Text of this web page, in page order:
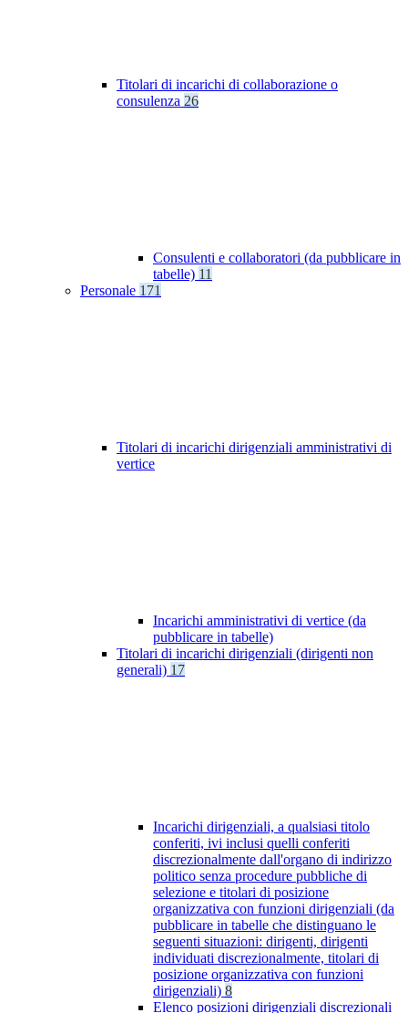
Titolari di incarichi di collaborazione o
consulenza 26
Consulenti e collaboratori (da pubblicare in
tabelle) 11
Personale 171
Titolari di incarichi dirigenziali amministrativi di
vertice
Incarichi amministrativi di vertice (da
pubblicare in tabelle)
Titolari di incarichi dirigenziali (dirigenti non
generali) 17
Incarichi dirigenziali, a qualsiasi titolo
conferiti, ivi inclusi quelli conferiti
discrezionalmente dall'organo di indirizzo
politico senza procedure pubbliche di
selezione e titolari di posizione
organizzativa con funzioni dirigenziali (da
pubblicare in tabelle che distinguano le
seguenti situazioni: dirigenti, dirigenti
individuati discrezionalmente, titolari di
posizione organizzativa con funzioni
dirigenziali) 8
Elenco posizioni dirigenziali discrezionali